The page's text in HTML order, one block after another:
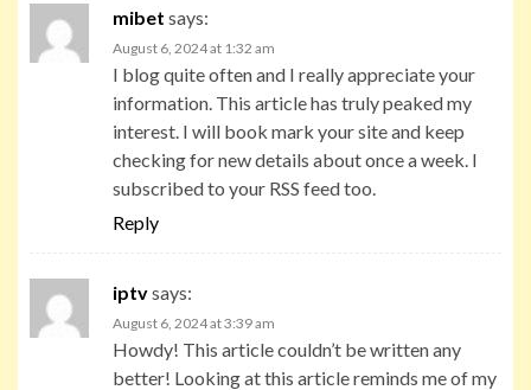
mibet says:
August 6, 2024 at 1:32 am
I blog quite often and I really appreciate your
information. This article has truly peaked my
interest. I will book mark your site and keep
checking for new details about once a week. I
subscribed to your RSS feed too.
Reply
iptvsays:
August 6, 2024 at 3:39 am
Howdy! This article couldn’t be written any
better! Looking at this article reminds me of my